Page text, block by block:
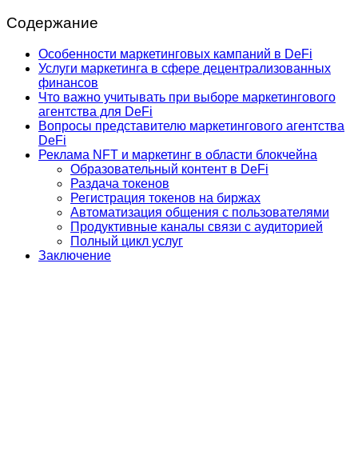
Содержание
Особенности маркетинговых кампаний в DeFi
Услуги маркетинга в сфере децентрализованных
финансов
Что важно учитывать при выборе маркетингового
агентства для DeFi
Вопросы представителю маркетингового агентства
DeFi
Реклама NFT и маркетинг в области блокчейна
Образовательный контент в DeFi
Раздача токенов
Регистрация токенов на биржах
Автоматизация общения с пользователями
Продуктивные каналы связи с аудиторией
Полный цикл услуг
Заключение